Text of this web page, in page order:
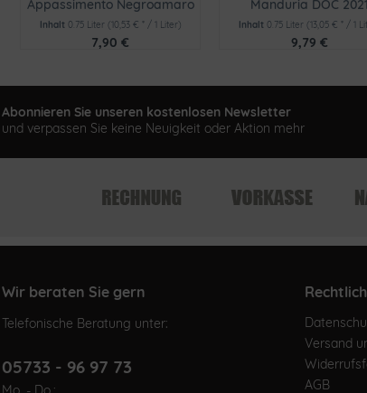
Appassimento Negroamaro
2023
Inhalt 0.75 Liter (10,53 € * / 1 Liter)
7,90 €
Manduria DOC 2021
Inhalt 0.75 Liter (13,05 € * / 1
9,79 €
Abonnieren Sie unseren kostenlosen Newsletter
und verpassen Sie keine Neuigkeit oder Aktion mehr
Wir beraten Sie gern
Telefonische Beratung unter:
05733 - 96 97 73
Rechtlich
Versand
AGB